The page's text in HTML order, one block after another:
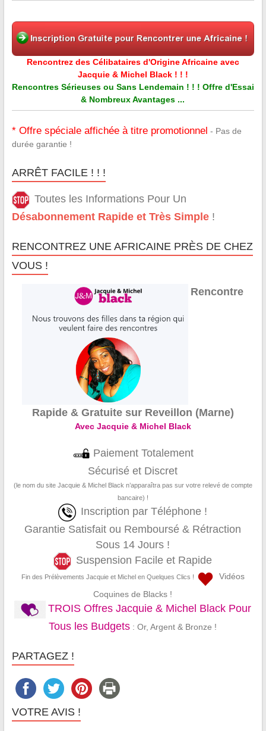
Rencontrez des Célibataires d'Origine Africaine avec
Jacquie & Michel Black ! ! !
Rencontres Sérieuses ou Sans Lendemain ! ! ! Offre d'Essai
& Nombreux Avantages ...
* Offre spéciale affichée à titre promotionnel - Pas de
durée garantie !
ARRÊT FACILE ! ! !
Toutes les Informations Pour Un
Désabonnement Rapide et Très Simple!
RENCONTREZ UNE AFRICAINE PRÈS DE CHEZ
VOUS !
Rencontre
Rapide & Gratuite sur Reveillon (Marne)
Avec Jacquie & Michel Black
Paiement Totalement
Sécurisé et Discret
(le nom du site Jacquie & Michel Black n’apparaîtra pas sur votre relevé de compte
bancaire) !
Inscription par Téléphone !
Garantie Satisfait ou Remboursé & Rétraction
Sous 14 Jours !
Suspension Facile et Rapide
Fin des Prélèvements Jacquie et Michel en Quelques Clics !
Vidéos
Coquines de Blacks !
TROIS Offres Jacquie & Michel Black Pour
Tous les Budgets : Or, Argent & Bronze !
PARTAGEZ !
VOTRE AVIS !